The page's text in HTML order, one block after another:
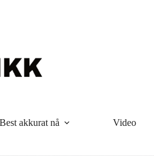
Best akkurat nå Video